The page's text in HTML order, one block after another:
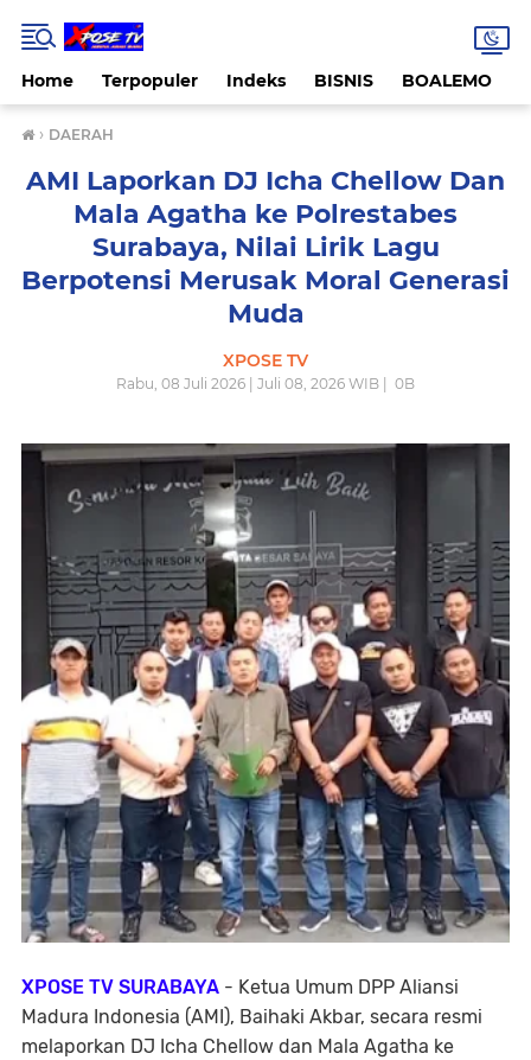
Home Terpopuler Indeks BISNIS BOALEMO
› DAERAH
AMI Laporkan DJ Icha Chellow Dan
Mala Agatha ke Polrestabes
Surabaya, Nilai Lirik Lagu
Berpotensi Merusak Moral Generasi
Muda
XPOSE TV
Rabu, 08 Juli 2026 | Juli 08, 2026 WIB | 0B
XPOSE TV SURABAYA - Ketua Umum DPP Aliansi
Madura Indonesia (AMI), Baihaki Akbar, secara resmi
melaporkan DJ Icha Chellow dan Mala Agatha ke